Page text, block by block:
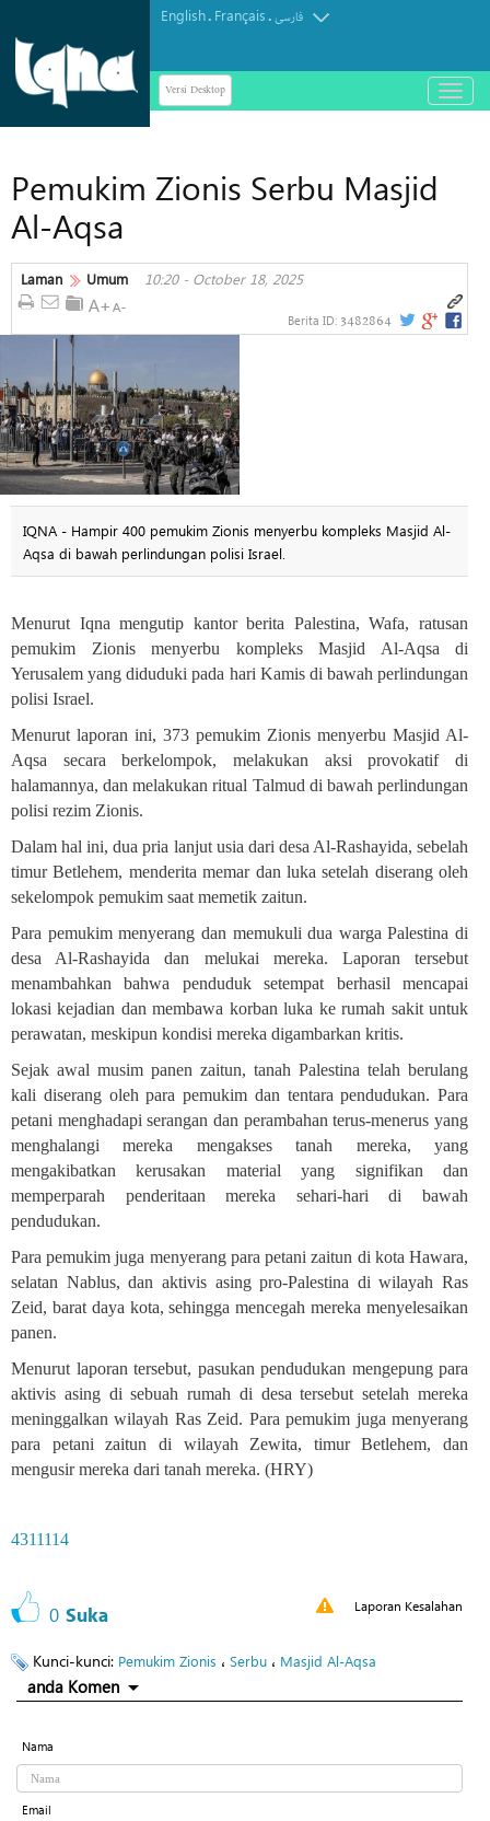
English. Français.فارسی
Versi Desktop
باز
و
Pemukim Zionis Serbu Masjid
Al-Aqsa
Laman Umum 10:20 - October 18, 2025
Berita ID: 3482864
IQNA - Hampir 400 pemukim Zionis menyerbu kompleks Masjid Al-
Aqsa di bawah perlindungan polisi Israel.
Menurut Iqna mengutip kantor berita Palestina, Wafa, ratusan
pemukim Zionis menyerbu kompleks Masjid Al-Aqsa di
Yerusalem yang diduduki pada hari Kamis di bawah perlindungan
polisi Israel.
Menurut laporan ini, 373 pemukim Zionis menyerbu Masjid Al-
Aqsa secara berkelompok, melakukan aksi provokatif di
halamannya, dan melakukan ritual Talmud di bawah perlindungan
polisi rezim Zionis.
Dalam hal ini, dua pria lanjut usia dari desa Al-Rashayida, sebelah
timur Betlehem, menderita memar dan luka setelah diserang oleh
sekelompok pemukim saat memetik zaitun.
Para pemukim menyerang dan memukuli dua warga Palestina di
desa Al-Rashayida dan melukai mereka. Laporan tersebut
menambahkan bahwa penduduk setempat berhasil mencapai
lokasi kejadian dan membawa korban luka ke rumah sakit untuk
perawatan, meskipun kondisi mereka digambarkan kritis.
Sejak awal musim panen zaitun, tanah Palestina telah berulang
kali diserang oleh para pemukim dan tentara pendudukan. Para
petani menghadapi serangan dan perambahan terus-menerus yang
menghalangi mereka mengakses tanah mereka, yang
mengakibatkan kerusakan material yang signifikan dan
memperparah penderitaan mereka sehari-hari di bawah
pendudukan.
Para pemukim juga menyerang para petani zaitun di kota Hawara,
selatan Nablus, dan aktivis asing pro-Palestina di wilayah Ras
Zeid, barat daya kota, sehingga mencegah mereka menyelesaikan
panen.
Menurut laporan tersebut, pasukan pendudukan mengepung para
aktivis asing di sebuah rumah di desa tersebut setelah mereka
meninggalkan wilayah Ras Zeid. Para pemukim juga menyerang
para petani zaitun di wilayah Zewita, timur Betlehem, dan
mengusir mereka dari tanah mereka. (HRY)
4311114
0 Suka Laporan Kesalahan
Kunci-kunci: Pemukim Zionis ، Serbu ، Masjid Al-Aqsa
anda Komen
Nama
Email